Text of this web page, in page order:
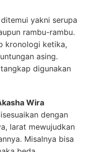
yakni serupa
rambu-rambu.
kronologi ketika,
asing.
digunakan
Wira
dengan
larat mewujudkan
Misalnya bisa